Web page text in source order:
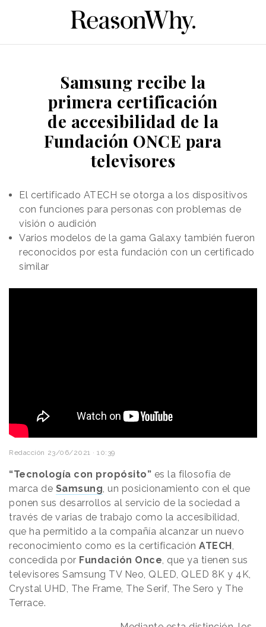
Samsung recibe la
primera certificación
de accesibilidad de la
Fundación ONCE para
televisores
El certificado ATECH se otorga a los dispositivos
con funciones para personas con problemas de
visión o audición
Varios modelos de la gama Galaxy también fueron
reconocidos por esta fundación con un certificado
similar
Redacción 23/06/2021 · 10:39
“Tecnología con propósito” es la filosofía de
marca de Samsung, un posicionamiento con el que
ponen sus desarrollos al servicio de la sociedad a
través de varias de trabajo como la accesibilidad,
que ha permitido a la compañía alcanzar un nuevo
reconocimiento como es la certificación ATECH,
concedida por Fundación Once, que ya tienen sus
televisores Samsung TV Neo, QLED, QLED 8K y 4K,
Crystal UHD, The Frame, The Serif, The Sero y The
Terrace.